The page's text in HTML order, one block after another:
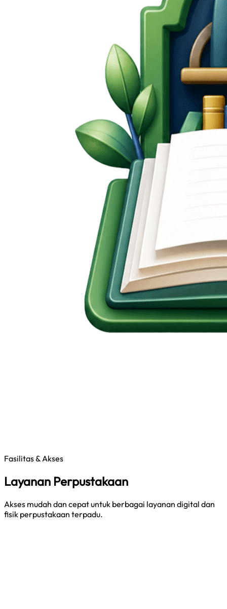
Fasilitas & Akses
Layanan Perpustakaan
Akses mudah dan cepat untuk berbagai layanan digital dan
fisik perpustakaan terpadu.